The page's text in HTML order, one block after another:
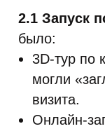
2.1 Запуск
было:
3D-тур по
могли
визита.
Онлайн-